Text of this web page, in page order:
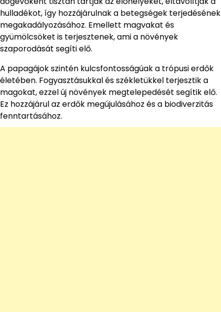
hulladékot, így hozzájárulnak a betegségek terjedésének
megakadályozásához. Emellett magvakat és
gyümölcsöket is terjesztenek, ami a növények
szaporodását segíti elő.
A papagájok szintén kulcsfontosságúak a trópusi erdők
életében. Fogyasztásukkal és székletükkel terjesztik a
magokat, ezzel új növények megtelepedését segítik elő.
Ez hozzájárul az erdők megújulásához és a biodiverzitás
fenntartásához.